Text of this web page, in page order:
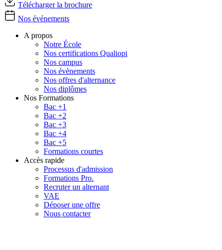
Télécharger la brochure
Nos événements
A propos
Notre École
Nos certifications Qualiopi
Nos campus
Nos évènements
Nos offres d'alternance
Nos diplômes
Nos Formations
Bac +1
Bac +2
Bac +3
Bac +4
Bac +5
Formations courtes
Accès rapide
Processus d'admission
Formations Pro.
Recruter un alternant
VAE
Déposer une offre
Nous contacter